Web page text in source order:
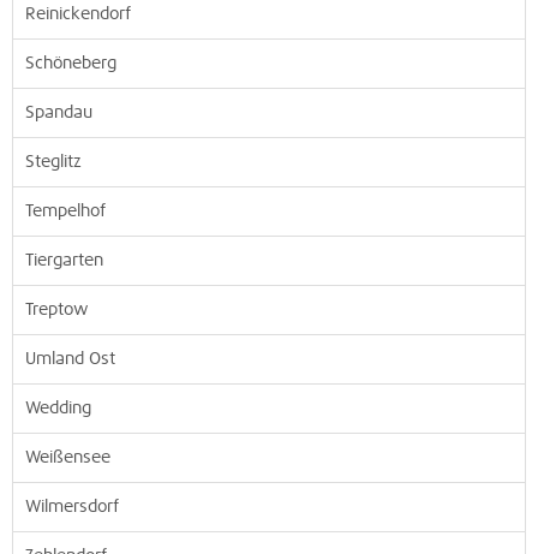
Reinickendorf
Schöneberg
Spandau
Steglitz
Tempelhof
Tiergarten
Treptow
Umland Ost
Wedding
Weißensee
Wilmersdorf